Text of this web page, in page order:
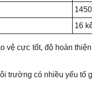
16
vệ cực tốt, độ hoàn
trường có nhiều yếu tố